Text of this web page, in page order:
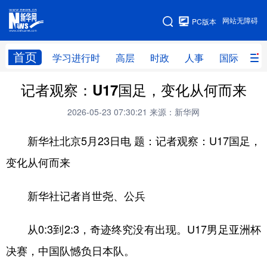
网站无障碍
PC版本
首页 学习进行时 高层 时政 人事 国际 财
网站地图
学习进行时 高层 时政 人事
财经 网评
台湾 思客智库 全球连线 教育
科技
文化 书画
记者观察：U17国足，变化从何而来
2026-05-23 07:30:21 来源：新华网
新华社北京5月23日电 题：记者观察：U17国足，
变化从何而来
新华社记者肖世尧、公兵
从0:3到2:3，奇迹终究没有出现。U17男足亚洲杯
决赛，中国队憾负日本队。